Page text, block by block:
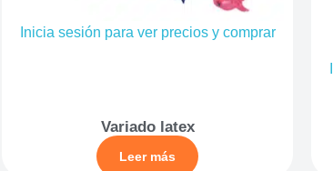
Inicia sesión para ver precios y comprar
Variado latex
Leer más